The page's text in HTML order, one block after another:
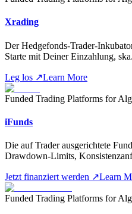
Xrading
Der Hedgefonds-Trader-
Starte mit Deiner Einzahlung, ska
Leg los ↗Learn More
Funded Trading Platforms for
iFunds
Die auf Trader ausgerichtete
Drawdown-Limits,
Jetzt finanziert werden ↗Learn
Funded Trading Platforms for